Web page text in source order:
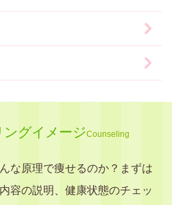
グイメージCounseling
な原理で痩せるのか？まずは
容の説明、健康状態のチェッ